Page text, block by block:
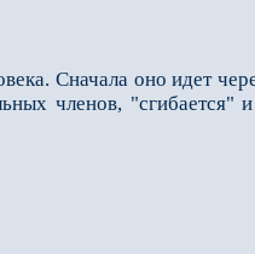
Сначала оно идет
членов, "сгибается"